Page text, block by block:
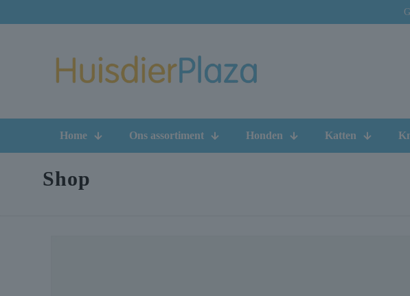
Home Ons assortiment Honden Katten
Shop